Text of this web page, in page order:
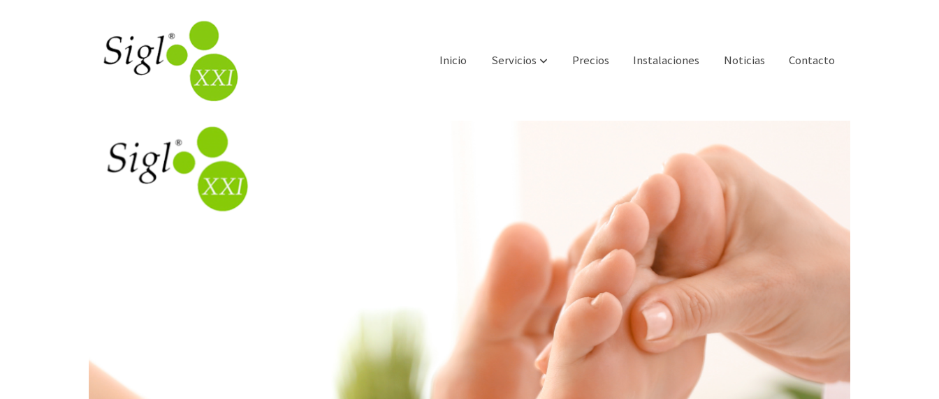
Inicio Servicios Precios Instalaciones Noticias Contacto